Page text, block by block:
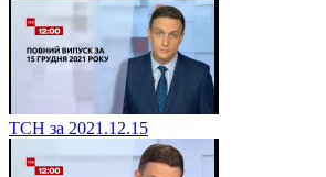
ТСН за 2021.12.15